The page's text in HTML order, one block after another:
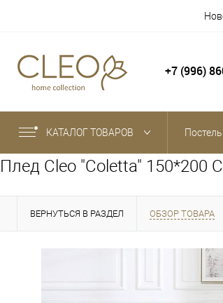
+7 (996)
КАТАЛОГ ТОВАРОВ
Плед Cleo "Coletta" 150*200
ВЕРНУТЬСЯ В РАЗДЕЛ ОБЗОР ТОВАРА